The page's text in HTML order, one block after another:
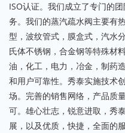
ISO认证。我们成立了专门的
务。我们的蒸汽疏水阀主要有
型，波纹管式，膜盒式，汽水
氏体不锈钢，合金钢等特殊材
油，化工，电力，冶金，制药
和用户可靠性。秀泰实施技术
场。完善的销售网络，产品质
可。雄心壮志，锐意进取，秀
展，以及优质，快捷，全面的